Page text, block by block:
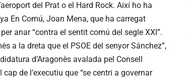
del Prat o el Hard Rock. Així ho ha
En Comú, Joan Mena, que ha carregat
anar “contra el sentit comú del segle XXI”.
a la dreta que el PSOE del senyor Sánchez”,
d’Aragonès avalada pel Consell
de l’executiu que “se centri a governar